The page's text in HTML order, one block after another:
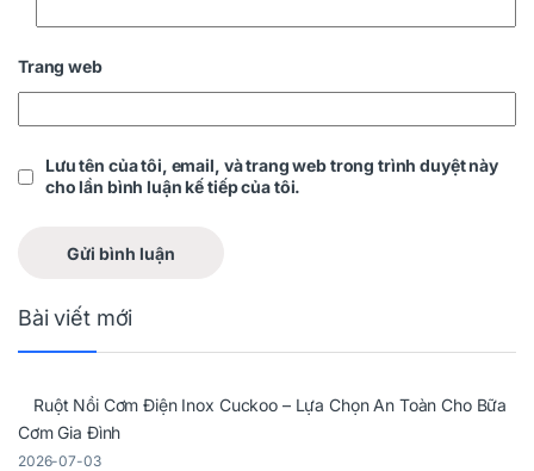
Trang web
Lưu tên của tôi, email, và trang web trong trình duyệt này
cho lần bình luận kế tiếp của tôi.
Bài viết mới
Ruột Nồi Cơm Điện Inox Cuckoo – Lựa Chọn An Toàn Cho Bữa
Cơm Gia Đình
2026-07-03